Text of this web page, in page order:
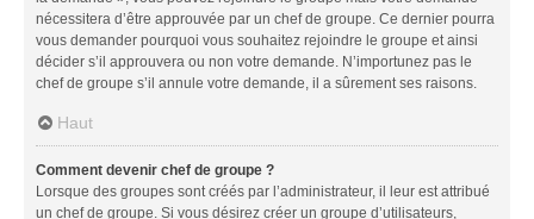
nécessitera d’être approuvée par un chef de groupe. Ce dernier pourra
vous demander pourquoi vous souhaitez rejoindre le groupe et ainsi
décider s’il approuvera ou non votre demande. N’importunez pas le
chef de groupe s’il annule votre demande, il a sûrement ses raisons.
Haut
Comment devenir chef de groupe ?
Lorsque des groupes sont créés par l’administrateur, il leur est attribué
un chef de groupe. Si vous désirez créer un groupe d’utilisateurs,